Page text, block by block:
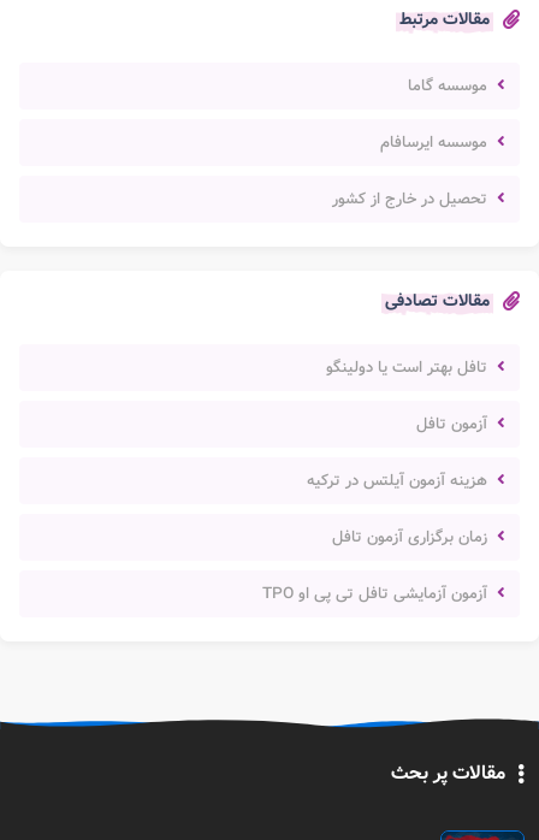
مقالات مرتبط
موسسه گاما
موسسه ایرسافام
تحصیل در خارج از کشور
مقالات تصادفی
تافل بهتر است یا دولینگو
آزمون تافل
هزینه آزمون آیلتس در ترکیه
زمان برگزاری آزمون تافل
آزمون آزمایشی تافل تی پی او TPO
مقالات پر بحث